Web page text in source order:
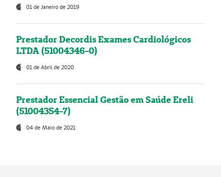
01 de Janeiro de 2019
Prestador Decordis Exames Cardiológicos
LTDA (51004346-0)
01 de Abril de 2020
Prestador Essencial Gestão em Saúde Ereli
(51004354-7)
04 de Maio de 2021